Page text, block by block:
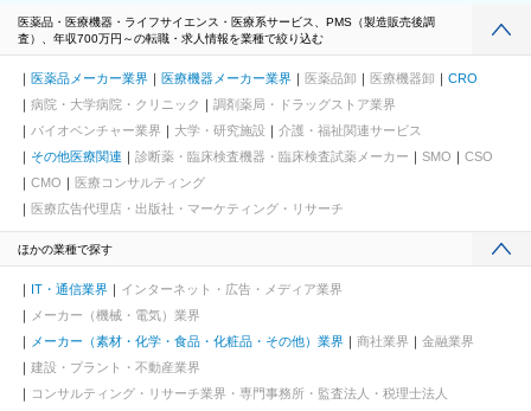
医薬品・医療機器・ライフサイエンス・医療系サービス、PMS（製造販売後調
査）、年収700万円～の転職・求人情報を業種で絞り込む
医薬品メーカー業界 医療機器メーカー業界 医薬品卸 医療機器卸
CRO
病院・大学病院・クリニック
調剤薬局・ドラッグストア業界
バイオベンチャー業界
大学・研究施設
介護・福祉関連サービス
その他医療関連
診断薬・臨床検査機器・臨床検査試薬メーカー SMO
CSO
CMO
医療コンサルティング
医療広告代理店・出版社・マーケティング・リサーチ
ほかの業種で探す
IT・通信業界
インターネット・広告・メディア業界
メーカー（機械・電気）業界
メーカー（素材・化学・食品・化粧品・その他）業界
商社業界
金融業界
建設・プラント・不動産業界
コンサルティング・リサーチ業界・専門事務所・監査法人・税理士法人